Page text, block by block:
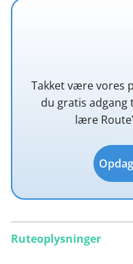
Takket være vores
du gratis adgang
lære
Ruteoplysninger